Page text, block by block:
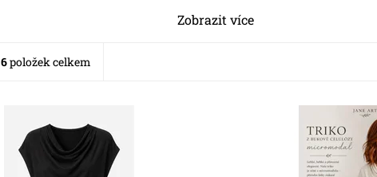
Zobrazit více
6položek celkem
Skladem
5837
Skladem
5834